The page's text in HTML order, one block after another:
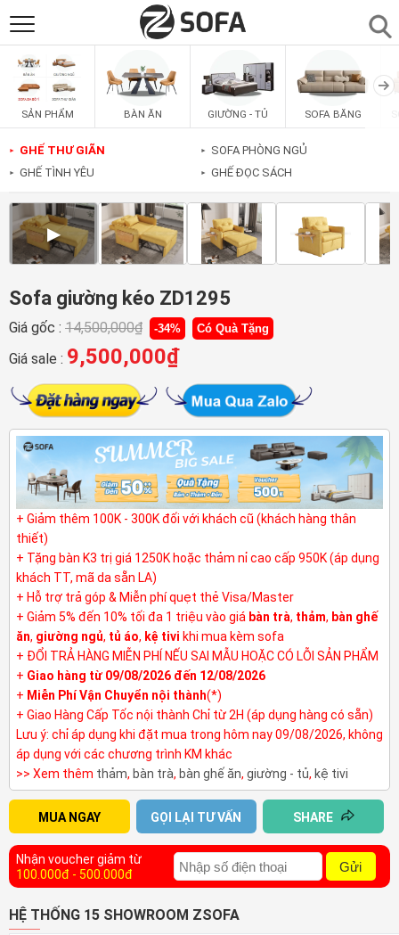
SẢN PHẨM
SOFAS
PHÒNG ĂN
PHÒNG NGỦ ▼
PHÒNG KHÁCH
SẢN PHẨM BÀN ĂN GIƯỜNG - TỦ SOFA BĂNG
► GHẾ THƯ GIÃN
► GHẾ TÌNH YÊU
► SOFA PHÒNG NGỦ
► GHẾ ĐỌC SÁCH
▶
Sofa giường kéo ZD1295
Giá gốc : 14,500,000₫ -34% Có Quà Tặng
Giá sale : 9,500,000₫
+ Giảm thêm 100K - 300K đối với khách cũ (khách hàng thân
thiết)
+ Tặng bàn K3 trị giá 1250K hoặc thảm nỉ cao cấp 950K (áp dụng
khách TT, mã da sẵn LA)
+ Hỗ trợ trả góp & Miễn phí quẹt thẻ Visa/Master
+ Giảm 5% đến 10% tối đa 1 triệu vào giá bàn trà, thảm, bàn ghế
ăn, giường ngủ, tủ áo, kệ tivi khi mua kèm sofa
+ ĐỔI TRẢ HÀNG MIỄN PHÍ NẾU SAI MẪU HOẶC CÓ LỖI SẢN PHẨM
+ Giao hàng từ 09/08/2026 đến 12/08/2026
+ Miễn Phí Vận Chuyển nội thành(*)
+ Giao Hàng Cấp Tốc nội thành Chỉ từ 2H (áp dụng hàng có sẵn)
Lưu ý: chỉ áp dụng khi đặt mua trong hôm nay 09/08/2026, không
áp dụng với các chương trình KM khác
>> Xem thêm thảm, bàn trà, bàn ghế ăn, giường - tủ, kệ tivi
MUA NGAY GỌI LẠI TƯ VẤN SHARE
Nhận voucher giảm từ
100.000đ - 500.000đ
Gửi
HỆ THỐNG 15 SHOWROOM ZSOFA